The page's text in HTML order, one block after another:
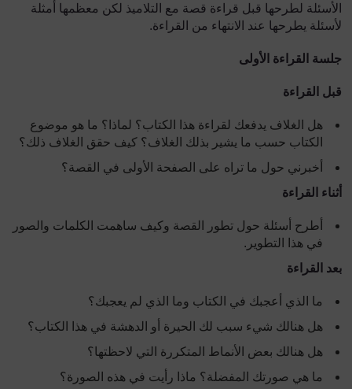
الأسئلة لطرحها قبل قراءة قصة مع التلاميذ لكن معظمها أمثلة
لأسئلة يطرحها عند الانتهاء من القراءة.
جلسة القراءة الأولى
قبل القراءة
هل الغلاف يدفعك لقراءة هذا الكتاب؟ لماذا؟ ما هو موضوع
الكتاب حسب ما يشير بذلك الغلاف؟ كيف حقق الغلاف ذلك؟
أخبرني حول ما تراه على الصفحة الأولى في القصة؟
أثناء القراءة
أطرح أسئلة حول تطور القصة وكيف ساهمت الكلمات والصور
في هذا التطوير.
بعد القراءة
ما الذي أعجبك في الكتاب وما الذي لم يعجبك؟
هل هنالك شيء سبب لك الحيرة أو الدهشة في هذا الكتاب؟
هل هنالك بعض الأنماط المتكررة التي لاحظتها؟
ما هي صورتك المفضلة؟ ماذا رأيت في هذه الصورة؟